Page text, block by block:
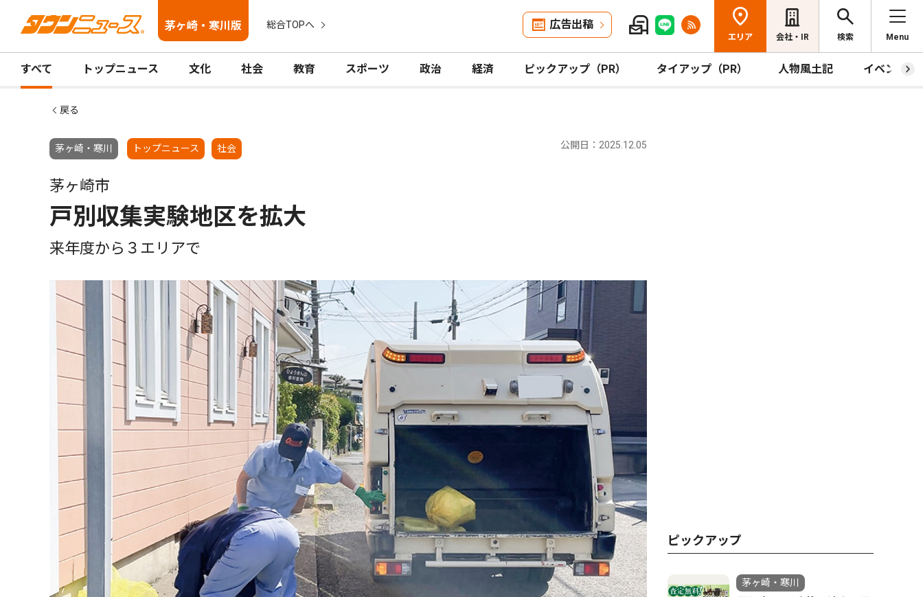
茅ヶ崎・寒川版 総合TOPへ 広告出稿
エリア 会社・IR 検索 Menu
すべて トップニュース 文化 社会 教育 スポーツ 政治 経済 ピックアップ（PR） タイアップ（PR） 人物風土記 イベント
戻る
茅ヶ崎・寒川 トップニュース 社会 公開日：2025.12.05
茅ヶ崎市
戸別収集実験地区を拡大
来年度から３エリアで
ピックアップ
茅ヶ崎・寒川